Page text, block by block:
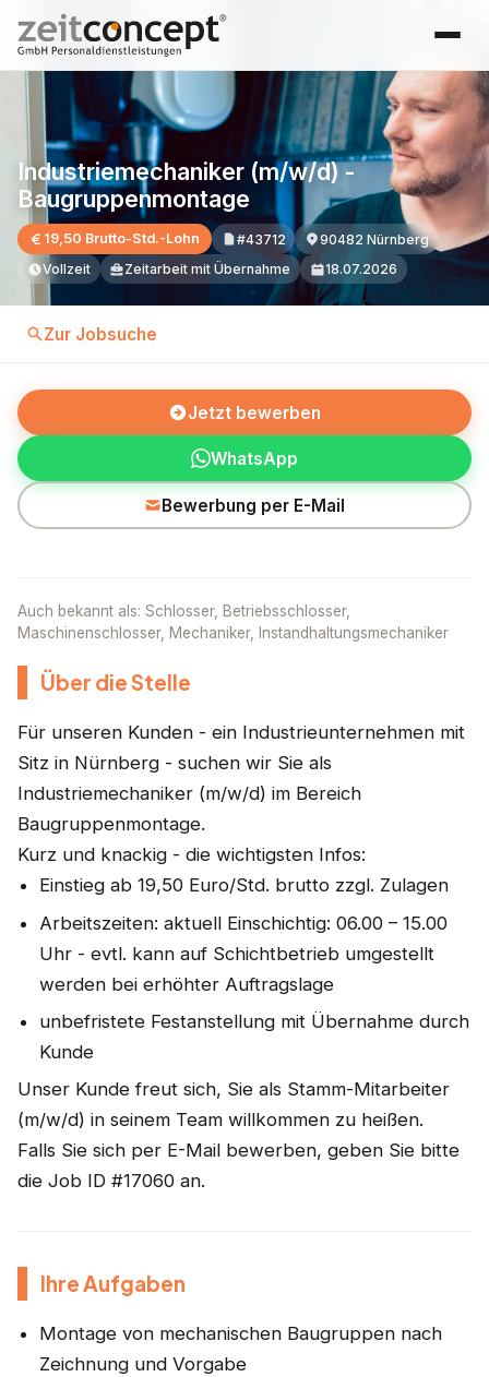
Industriemechaniker (m/w/d) -
Baugruppenmontage
19,50 Brutto-Std.-Lohn #43712
90482 Nürnberg
Vollzeit
Zeitarbeit mit Übernahme 18.07.2026
Zur Jobsuche
Jetzt bewerben
WhatsApp
Bewerbung per E-Mail
Auch bekannt als: Schlosser, Betriebsschlosser,
Maschinenschlosser, Mechaniker, Instandhaltungsmechaniker
Über die Stelle
Für unseren Kunden - ein Industrieunternehmen mit
Sitz in Nürnberg - suchen wir Sie als
Industriemechaniker (m/w/d) im Bereich
Baugruppenmontage.
Kurz und knackig - die wichtigsten Infos:
Einstieg ab 19,50 Euro/Std. brutto zzgl. Zulagen
Arbeitszeiten: aktuell Einschichtig: 06.00 – 15.00
Uhr - evtl. kann auf Schichtbetrieb umgestellt
werden bei erhöhter Auftragslage
unbefristete Festanstellung mit Übernahme durch
Kunde
Unser Kunde freut sich, Sie als Stamm-Mitarbeiter
(m/w/d) in seinem Team willkommen zu heißen.
Falls Sie sich per E-Mail bewerben, geben Sie bitte
die Job ID #17060 an.
Ihre Aufgaben
Montage von mechanischen Baugruppen nach
Zeichnung und Vorgabe